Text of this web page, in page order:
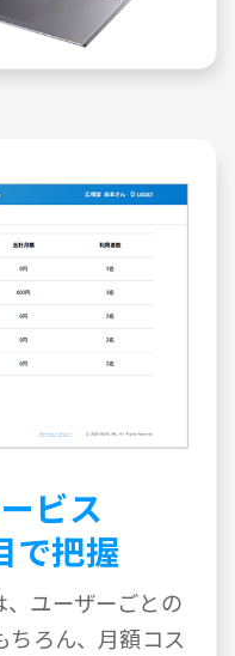
ビス
で把握
ユーザーごとの
ちろん、月額コス